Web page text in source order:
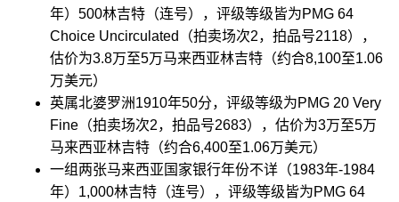
年）500林吉特（连号），评级等级皆为PMG 64
Choice Uncirculated（拍卖场次2，拍品号2118），
估价为3.8万至5万马来西亚林吉特（约合8,100至1.06
万美元）
英属北婆罗洲1910年50分，评级等级为PMG 20 Very
Fine（拍卖场次2，拍品号2683），估价为3万至5万
马来西亚林吉特（约合6,400至1.06万美元）
一组两张马来西亚国家银行年份不详（1983年-1984
年）1,000林吉特（连号），评级等级皆为PMG 64